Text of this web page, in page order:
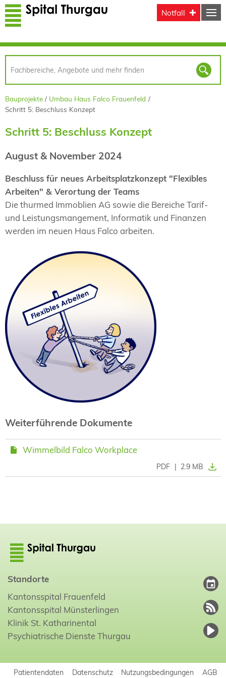
Direkt zum Inhalt
Notfall
Bauprojekte
Umbau Haus Falco Frauenfeld
Schritt 5: Beschluss Konzept
Schritt 5: Beschluss Konzept
August & November 2024
Beschluss für neues Arbeitsplatzkonzept "Flexibles
Arbeiten" & Verortung der Teams
Die thurmed Immoblien AG sowie die Bereiche Tarif-
und Leistungsmangement, Informatik und Finanzen
werden im neuen Haus Falco arbeiten.
Weiterführende Dokumente
Wimmelbild Falco Workplace
PDF | 2.9 MB
Standorte
Kantonsspital Frauenfeld
Kantonsspital Münsterlingen
Klinik St. Katharinental
Psychiatrische Dienste Thurgau
Patientendaten Datenschutz Nutzungsbedingungen AGB